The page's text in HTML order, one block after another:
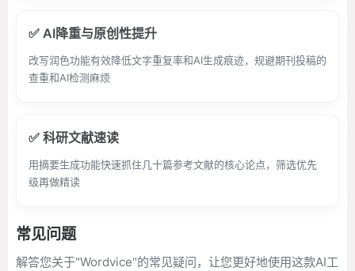
✅ AI降重与原创性提升
改写润色功能有效降低文字重复率和AI生成痕迹，规避期刊投稿的
查重和AI检测麻烦
✅ 科研文献速读
用摘要生成功能快速抓住几十篇参考文献的核心论点，筛选优先
级再做精读
常见问题
解答您关于"Wordvice"的常见疑问，让您更好地使用这款AI工